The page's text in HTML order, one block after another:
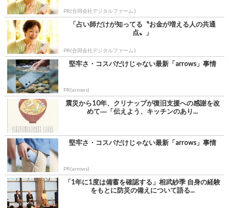
PR(合同会社デジタルファーム )
「占い師だけが知ってる〝お金が増える人の共通
点〟」
PR(合同会社デジタルファーム )
堅牢さ・コスパだけじゃない最新「arrows」事情
PR(arrows)
震災から10年、クリナップが復旧支援への感謝を改
めて―「伝えよう、キッチンのあり...
堅牢さ・コスパだけじゃない最新「arrows」事情
PR(arrows)
「1年に1度は備蓄を確認する」相武紗季 自身の経験
をもとに防災の備えについて語る...